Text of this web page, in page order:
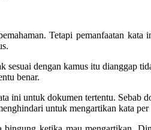
Tetapi pemanfaatan
dengan kamus itu dianggap
benar.
ini untuk dokumen tertentu. Sebab
untuk mengartikan kata